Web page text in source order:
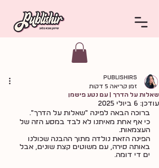
שאלות על הדרך | עם נטע פישמן
publishirs
זמן קריאה 5 דקות
עודכן: 6 ביולי 2025
ברוכה הבאה לפינה ״שאלות על הדרך״.
כי אף אחת מאיתנו לא לבד במסע הזה של
העצמאות.
הפינה הזאת נולדה מתוך ההבנה שכולנו
באותה סירה, עם משוטים קצת שונים, אבל
ים די דומה.